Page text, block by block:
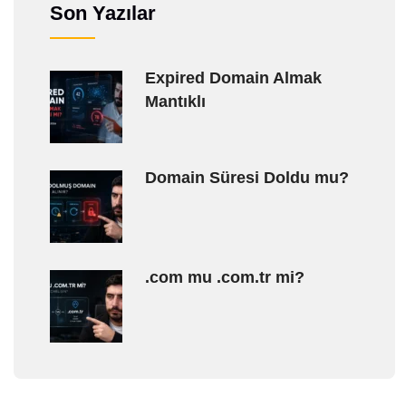
Son Yazılar
Expired Domain Almak
Mantıklı
Domain Süresi Doldu mu?
.com mu .com.tr mi?